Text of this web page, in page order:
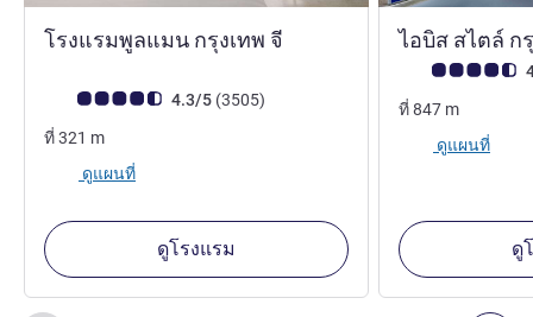
โรงแรมพูลแมน กรุงเทพ จี
คะแนนความคิดเห็นจากแขก (เรทติ้งบน ALL)
4.3/5 (3505รีวิว รายการ
)
ที่321 m
ดูแผนที่
ดูโรงแรม
ไอบิส สไตล์ ก
คะแนนความคิดเ
ที่847 m
ดูแผนที่
ดู